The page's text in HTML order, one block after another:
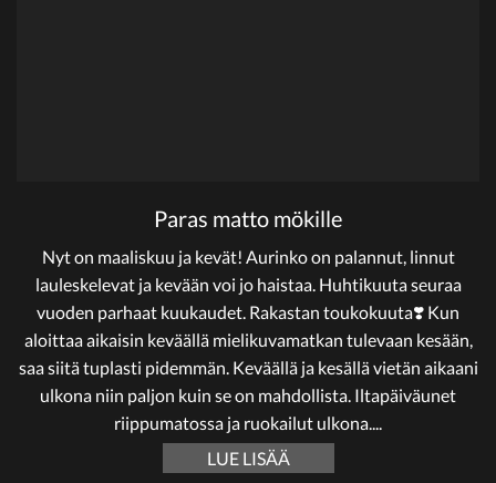
Paras matto mökille
Nyt on maaliskuu ja kevät! Aurinko on palannut, linnut
lauleskelevat ja kevään voi jo haistaa. Huhtikuuta seuraa
vuoden parhaat kuukaudet. Rakastan toukokuuta❣️ Kun
aloittaa aikaisin keväällä mielikuvamatkan tulevaan kesään,
saa siitä tuplasti pidemmän. Keväällä ja kesällä vietän aikaani
ulkona niin paljon kuin se on mahdollista. Iltapäiväunet
riippumatossa ja ruokailut ulkona....